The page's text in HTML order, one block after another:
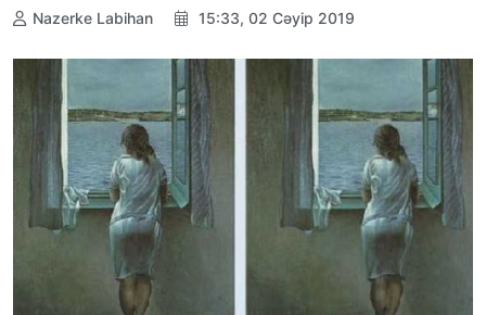
Nazerke Labihan 15:33, 02 Сәуір 2019